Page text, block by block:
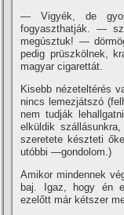
— Vigyék, de
fogyaszthatják. —
megúsztuk! —
pedig prüszkölnek,
magyar cigarettát.
Kisebb nézeteltérés
nincs lemezjátszó
nem tudják
elküldik
szeretete készteti
utóbbi —gondolom.)
Amikor mindennek
baj. Igaz, hogy én
ezelőtt már kétszer